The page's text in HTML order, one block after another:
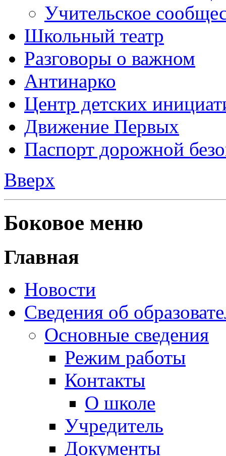
Учительское
Школьный театр
Разговоры о важном
Антинарко
Центр детских
Движение Первых
Паспорт дорожной
Вверх
Боковое меню
Главная
Новости
Сведения об
Основные сведения
Режим работы
Контакты
О школе
Учредитель
Документы